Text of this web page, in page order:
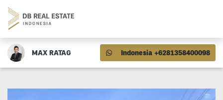
MAX RATAG Indonesia +6281358400098